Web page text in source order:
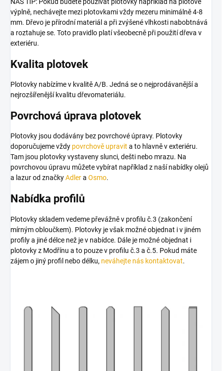
výplně, nechávejte mezi plotovkami vždy mezeru minimálně 4-8
mm. Dřevo je přírodní materiál a při zvýšené vlhkosti nabobtnává
a roztahuje se. Toto pravidlo platí všeobecně při použití dřeva v
exteriéru.
Kvalita plotovek
Plotovky nabízíme v kvalitě A/B. Jedná se o nejprodávanější a
nejrozšířenější kvalitu dřevomateriálu.
Povrchová úprava plotovek
Plotovky jsou dodávány bez povrchové úpravy. Plotovky
doporučujeme vždy povrchově upravit a to hlavně v exteriéru.
Tam jsou plotovky vystaveny slunci, dešti nebo mrazu. Na
povrchovou úpravu můžete vybírat například z naší nabídky olejů
a lazur od značkyAdlera Osmo.
Nabídka profilů
Plotovky skladem vedeme převážně v profilu č.3 (zakončení
mírným obloučkem). Plotovky je však možné objednat i v jiném
profily a jiné délce než je v nabídce. Dále je možné objednat i
plotovky z Modřínu a to pouze v profilu č.3 a č.5. Pokud máte
zájem o jiný profil nebo délku, neváhejte nás kontaktovat.